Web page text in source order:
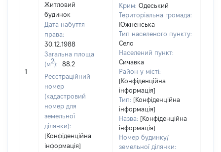
1
Житловий
будинок
Дата набуття
права:
30.12.1988
Загальна площа
(м2):
88.2
Реєстраційний
номер
(кадастровий
номер для
земельної
ділянки):
[Конфіденційна
інформація]
Крим: Одеський
Територіальна громада:
Южненська
Тип населеного пункту:
Село
Населений пункт:
Сичавка
Район у місті:
[Конфіденційна
інформація]
Тип: [Конфіденційна
інформація]
Назва: [Конфіденційна
інформація]
Номер будинку/
земельної ділянки: